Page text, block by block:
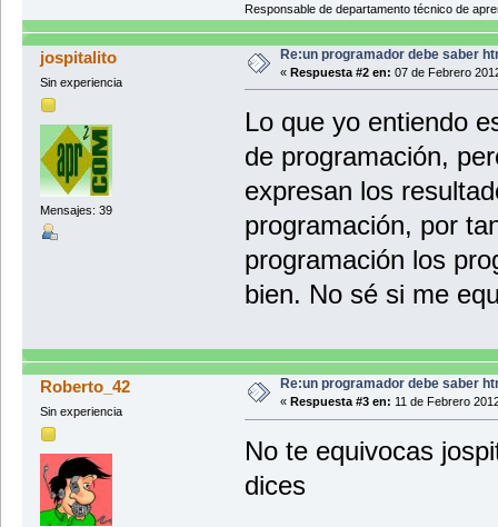
Responsable de departamento técnico de
jospitalito
Sin experiencia
Mensajes: 39
Re:un programador debe saber
« Respuesta #2 en: 07 de Febrero
Lo que yo entiendo
de programación,
expresan los
programación, por
programación los
bien. No sé si me
Roberto_42
Sin experiencia
Re:un programador debe saber
« Respuesta #3 en: 11 de Febrero
No te equivocas
dices